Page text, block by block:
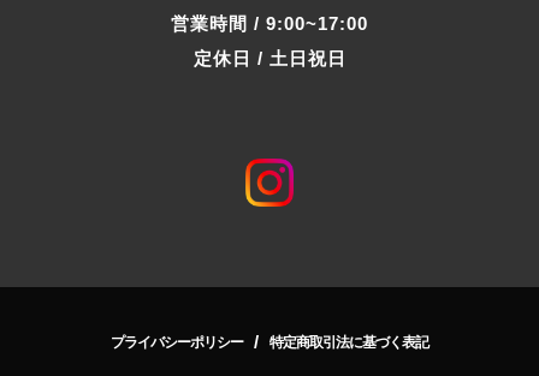
営業時間 / 9:00~17:00
定休日 / 土日祝日
プライバシーポリシー / 特定商取引法に基づく表記